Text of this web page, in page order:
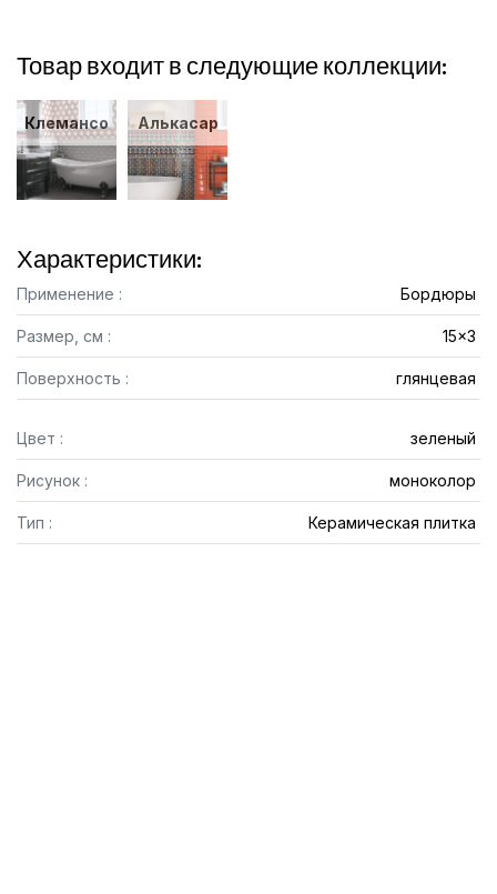
Товар входит в следующие коллекции:
Клемансо Алькасар
Характеристики:
Применение : Бордюры
Размер, см : 15x3
Поверхность : глянцевая
Цвет : зеленый
Рисунок : моноколор
Тип : Керамическая плитка